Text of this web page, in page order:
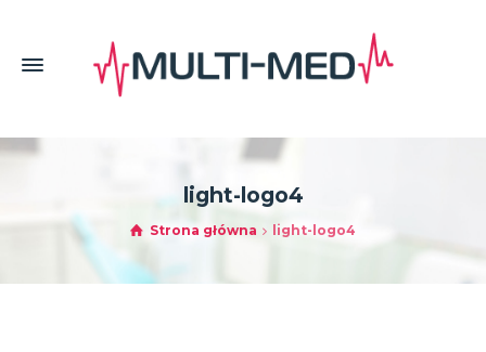
light-logo4
Strona główna light-logo4